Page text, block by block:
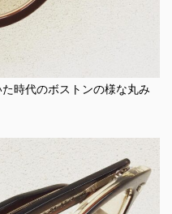
時代のボストンの様な丸み